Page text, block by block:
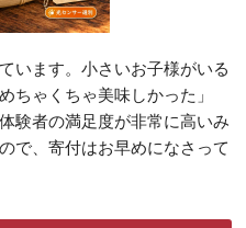
います。小さいお子様がいる
ちゃくちゃ美味しかった」
験者の満足度が非常に高いみ
で、寄付はお早めになさって